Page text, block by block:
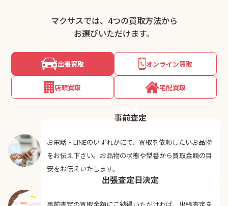
マクサスでは、4つの買取方法から
お選びいただけます。
出張買取 オンライン買取
店頭買取 宅配買取
01
事前査定
お電話・LINEのいずれかにて、買取を依頼したいお品物
をお伝え下さい。お品物の状態や型番から買取金額の目
安をお伝えいたします。
02
出張査定日決定